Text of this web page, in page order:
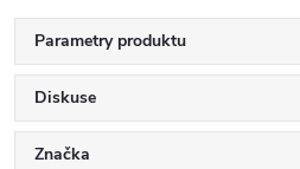
Parametry produktu
Diskuse
Značka